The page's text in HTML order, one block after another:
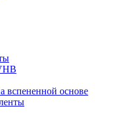
вспененной основе